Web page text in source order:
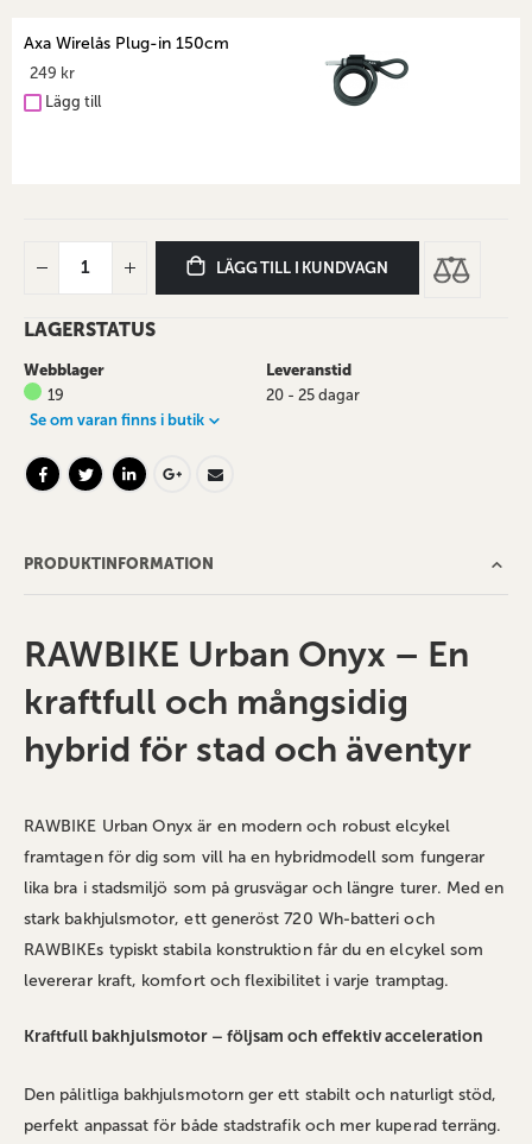
Axa Wirelås Plug-in 150cm
249 kr
Lägg till
LÄGG TILL I KUNDVAGN
LAGERSTATUS
Webblager
Leveranstid
19
20 - 25 dagar
Se om varan finns i butik
PRODUKTINFORMATION
RAWBIKE Urban Onyx – En
kraftfull och mångsidig
hybrid för stad och äventyr
RAWBIKE Urban Onyx är en modern och robust elcykel
framtagen för dig som vill ha en hybridmodell som fungerar
lika bra i stadsmiljö som på grusvägar och längre turer. Med en
stark bakhjulsmotor, ett generöst 720 Wh‑batteri och
RAWBIKEs typiskt stabila konstruktion får du en elcykel som
levererar kraft, komfort och flexibilitet i varje tramptag.
Kraftfull bakhjulsmotor – följsam och effektiv acceleration
Den pålitliga bakhjulsmotorn ger ett stabilt och naturligt stöd,
perfekt anpassat för både stadstrafik och mer kuperad terräng.